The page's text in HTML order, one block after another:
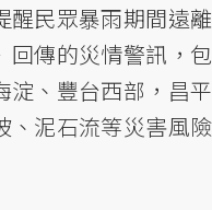
醒民眾暴雨期間遠離
回傳的災情警訊，包
淀、豐台西部，昌平
、泥石流等災害風險